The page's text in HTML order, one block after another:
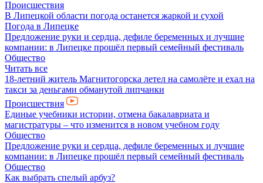
Происшествия
В Липецкой области погода останется жаркой и сухой
Погода в Липецке
Предложение руки и сердца, дефиле беременных и лучшие
компании: в Липецке прошёл первый семейный фестиваль
Общество
Читать все
18-летний житель Магнитогорска летел на самолёте и ехал на
такси за деньгами обманутой липчанки
Происшествия
Единые учебники истории, отмена бакалавриата и
магистратуры – что изменится в новом учебном году
Общество
Предложение руки и сердца, дефиле беременных и лучшие
компании: в Липецке прошёл первый семейный фестиваль
Общество
Как выбрать спелый арбуз?